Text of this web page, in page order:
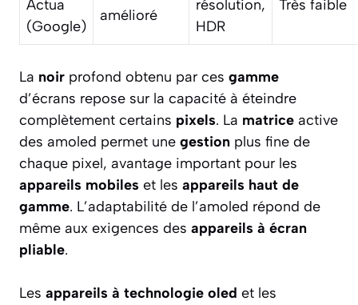
Actua
(Google)
amélioré
résolution,
HDR
Très faible
La noir profond obtenu par ces gamme
d’écrans repose sur la capacité à éteindre
complètement certains pixels. La matrice active
des amoled permet une gestion plus fine de
chaque pixel, avantage important pour les
appareils mobiles et les appareils haut de
gamme. L’adaptabilité de l’amoled répond de
même aux exigences des appareils à écran
pliable.
Les appareils à technologie oled et les